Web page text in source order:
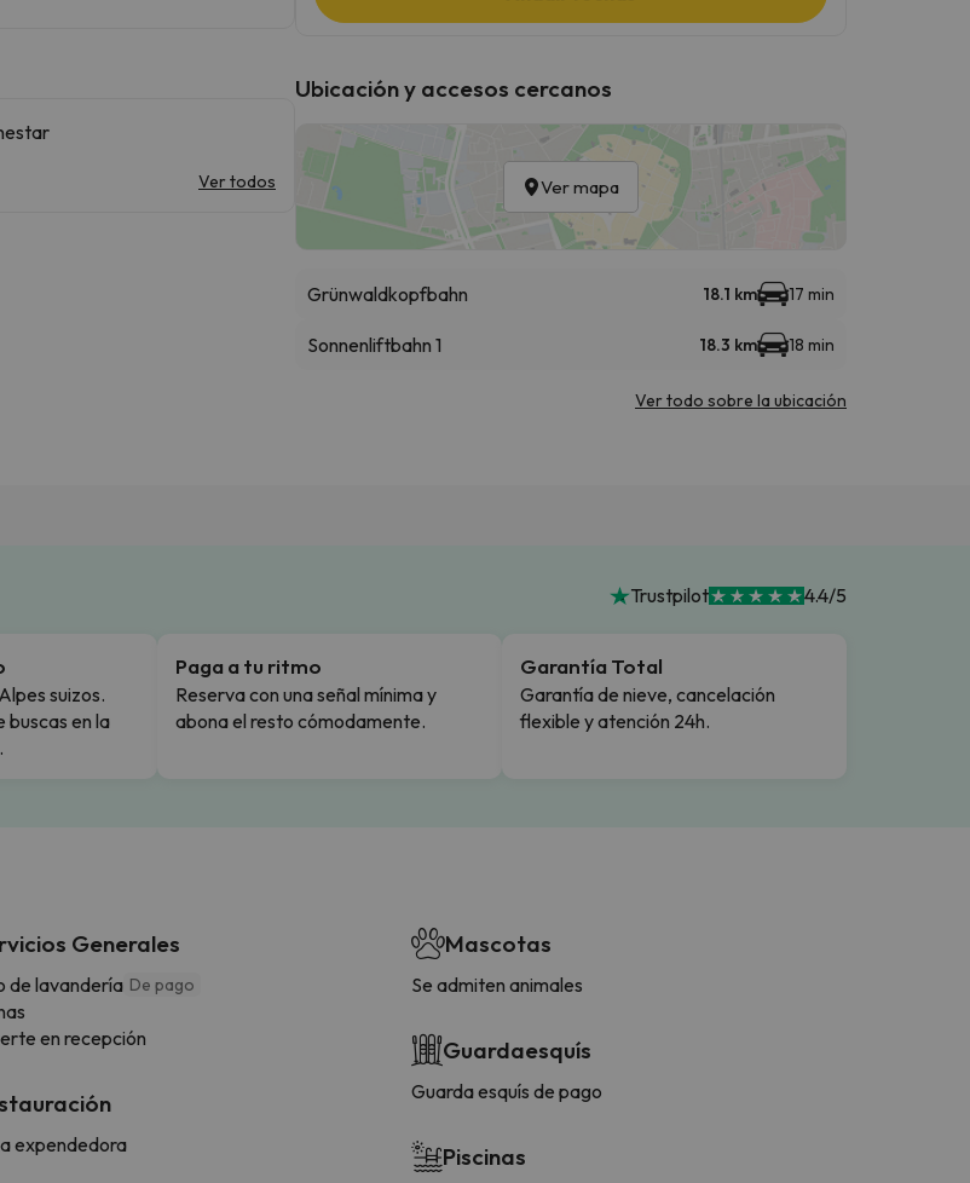
Ver todos
Ubicación y accesos cercanos
Ver mapa
Grünwaldkopfbahn 18.1 km 17 min
Sonnenliftbahn 1 18.3 km 18 min
Ver todo sobre la ubicación
Trustpilot 4.4/5
suizos.
buscas en la
Paga a tu ritmo
Reserva con una señal mínima y
abona el resto cómodamente.
Garantía Total
Garantía de nieve, cancelación
flexible y atención 24h.
Generales
de lavandería De pago
en recepción
expendedora
Mascotas
Se admiten animales
Guardaesquís
Guarda esquís de pago
Piscinas